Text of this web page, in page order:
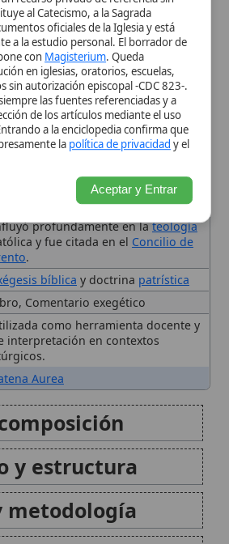
XVI
profundamente en lateología
y fue citada en el Concilio de
.
bíblicay doctrinapatrística
Comentario exegético
como herramienta docente y
en contextos
estructura
recepción
teológicas
2026 •FideScore™ 7.40• 123 visitas •
Aceptar y Entrar